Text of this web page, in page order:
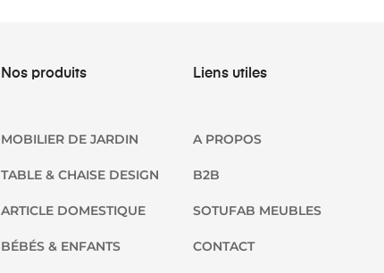
Nos produits
MOBILIER DE JARDIN
TABLE & CHAISE DESIGN
ARTICLE DOMESTIQUE
BÉBÉS & ENFANTS
Liens utiles
A PROPOS
B2B
SOTUFAB MEUBLES
CONTACT